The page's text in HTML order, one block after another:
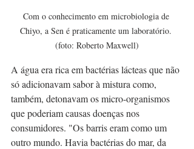
Com o conhecimento em microbiologia de
Chiyo, a Sen é praticamente um laboratório.
(foto: Roberto Maxwell)
A água era rica em bactérias lácteas que não
só adicionavam sabor à mistura como,
também, detonavam os micro-organismos
que poderiam causas doenças nos
consumidores. "Os barris eram como um
outro mundo. Havia bactérias do mar, da